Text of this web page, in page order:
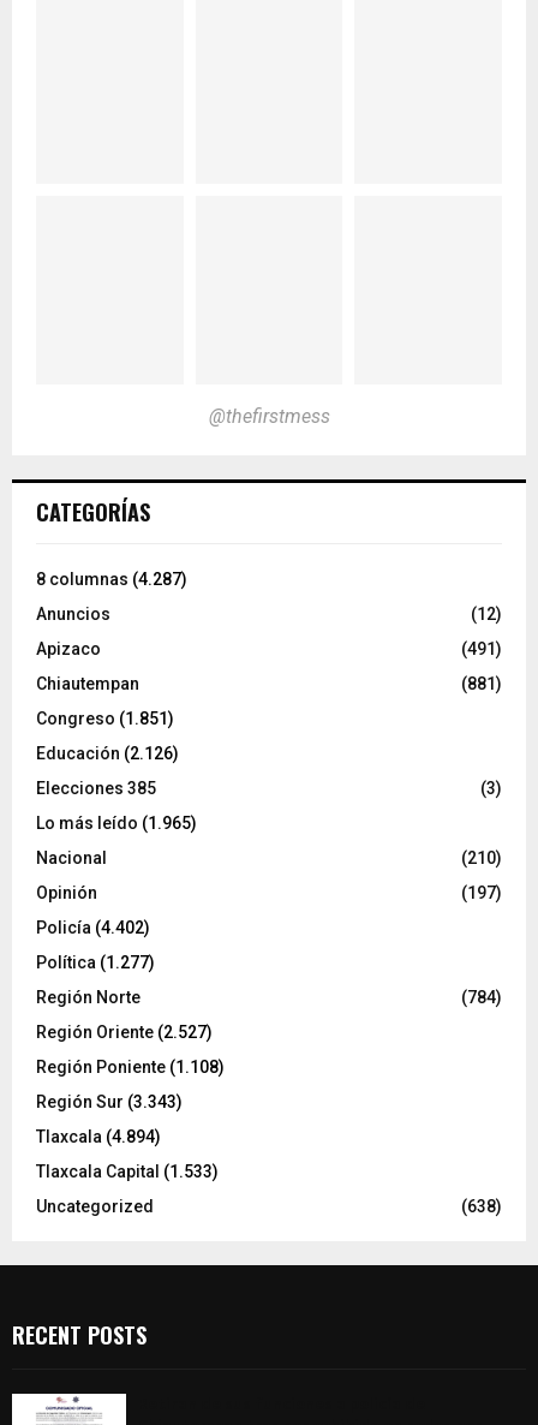
@thefirstmess
CATEGORÍAS
8 columnas (4.287)
Anuncios
(12)
Apizaco
(491)
Chiautempan
(881)
Congreso (1.851)
Educación (2.126)
Elecciones 385
(3)
Lo más leído (1.965)
Nacional
(210)
Opinión
(197)
Policía (4.402)
Política (1.277)
Región Norte
(784)
Región Oriente (2.527)
Región Poniente (1.108)
Región Sur (3.343)
Tlaxcala (4.894)
Tlaxcala Capital (1.533)
Uncategorized
(638)
RECENT POSTS